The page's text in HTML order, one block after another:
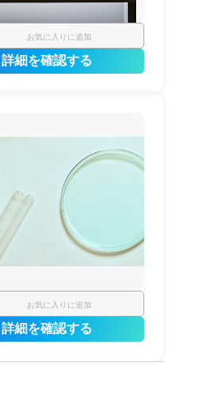
お気に入りに追加
詳細を確認する
お気に入りに追加
詳細を確認する